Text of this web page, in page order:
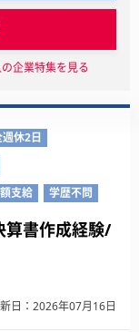
企業特集を見る
休2日
支給 学歴不問
算書作成経験/
日：2026年07月16日